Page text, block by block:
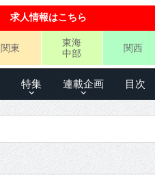
求人情報はこちら
関東
東海
中部
関西
特集 連載企画 目次